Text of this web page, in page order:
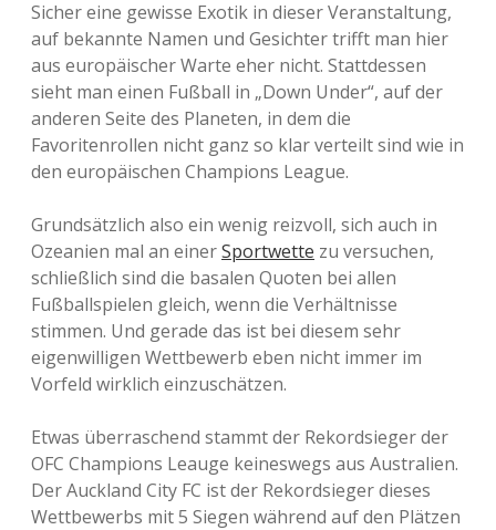
Sicher eine gewisse Exotik in dieser Veranstaltung,
auf bekannte Namen und Gesichter trifft man hier
aus europäischer Warte eher nicht. Stattdessen
sieht man einen Fußball in „Down Under“, auf der
anderen Seite des Planeten, in dem die
Favoritenrollen nicht ganz so klar verteilt sind wie in
den europäischen Champions League.
Grundsätzlich also ein wenig reizvoll, sich auch in
Ozeanien mal an einerSportwette zu versuchen,
schließlich sind die basalen Quoten bei allen
Fußballspielen gleich, wenn die Verhältnisse
stimmen. Und gerade das ist bei diesem sehr
eigenwilligen Wettbewerb eben nicht immer im
Vorfeld wirklich einzuschätzen.
Etwas überraschend stammt der Rekordsieger der
OFC Champions Leauge keineswegs aus Australien.
Der Auckland City FC ist der Rekordsieger dieses
Wettbewerbs mit 5 Siegen während auf den Plätzen